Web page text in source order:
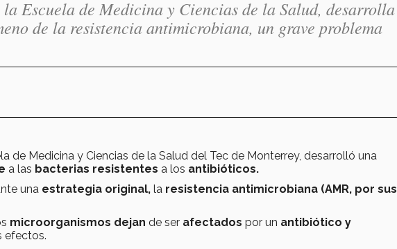
Escuela de Medicina y Ciencias de la Salud, desarrolla
de la resistencia antimicrobiana, un grave problema
de Medicina y Ciencias de la Salud del Tec de Monterrey, desarrolló una
a las bacterias resistentes a los antibióticos.
una estrategia original, la resistencia antimicrobiana (AMR, por sus
microorganismos dejan de ser afectados por un antibiótico y
efectos.